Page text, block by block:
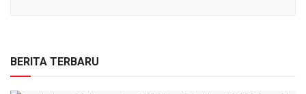
BERITA TERBARU